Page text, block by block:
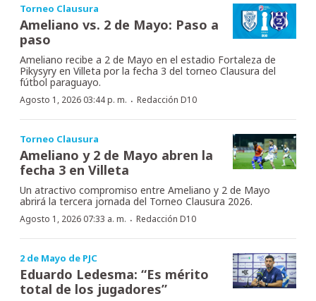
Torneo Clausura
Ameliano vs. 2 de Mayo: Paso a
paso
Ameliano recibe a 2 de Mayo en el estadio Fortaleza de
Pikysyry en Villeta por la fecha 3 del torneo Clausura del
fútbol paraguayo.
Agosto 1, 2026 03:44 p. m. · Redacción D10
Torneo Clausura
Ameliano y 2 de Mayo abren la
fecha 3 en Villeta
Un atractivo compromiso entre Ameliano y 2 de Mayo
abrirá la tercera jornada del Torneo Clausura 2026.
Agosto 1, 2026 07:33 a. m. · Redacción D10
2 de Mayo de PJC
Eduardo Ledesma: “Es mérito
total de los jugadores”